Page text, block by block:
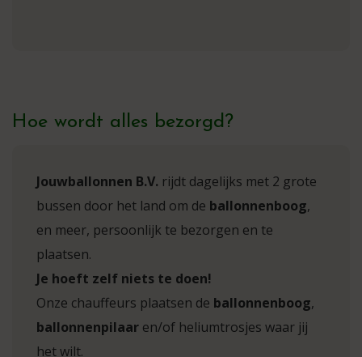
Hoe wordt alles bezorgd?
Jouwballonnen B.V. rijdt dagelijks met 2 grote
bussen door het land om de ballonnenboog,
en meer, persoonlijk te bezorgen en te
plaatsen.
Je hoeft zelf niets te doen!
Onze chauffeurs plaatsen de ballonnenboog,
ballonnenpilaar en/of heliumtrosjes waar jij
het wilt.